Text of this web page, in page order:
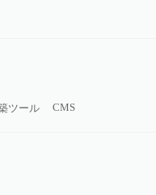
ツール CMS